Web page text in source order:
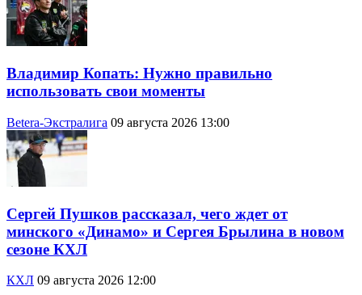
Владимир Копать: Нужно правильно
использовать свои моменты
Betera-Экстралига 09 августа 2026 13:00
Сергей Пушков рассказал, чего ждет от
минского «Динамо» и Сергея Брылина в новом
сезоне КХЛ
КХЛ 09 августа 2026 12:00